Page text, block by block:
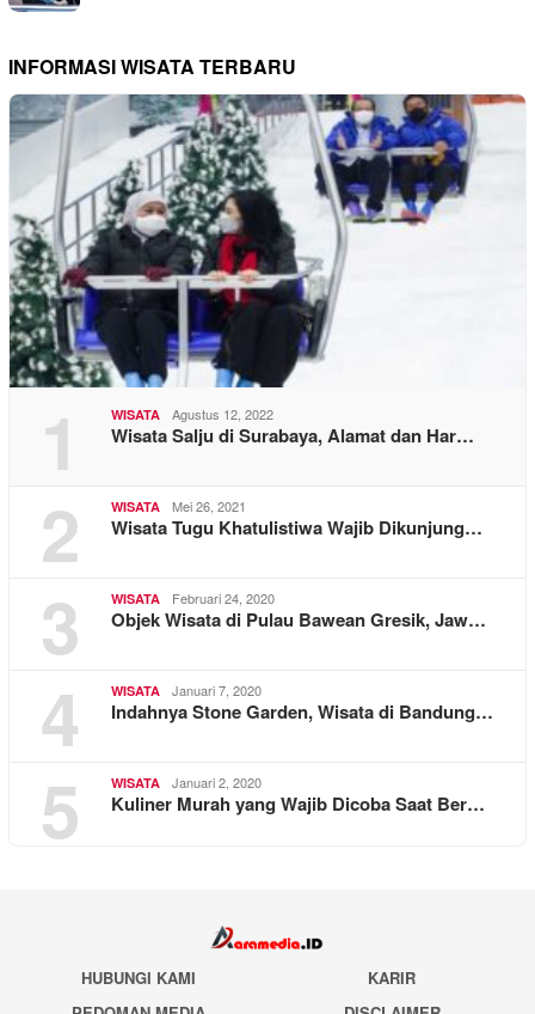
INFORMASI WISATA TERBARU
1 WISATA Agustus 12, 2022
Wisata Salju di Surabaya, Alamat dan Har…
2 WISATA Mei 26, 2021
Wisata Tugu Khatulistiwa Wajib Dikunjung…
3 WISATA Februari 24, 2020
Objek Wisata di Pulau Bawean Gresik, Jaw…
4 WISATA Januari 7, 2020
Indahnya Stone Garden, Wisata di Bandung…
5 WISATA Januari 2, 2020
Kuliner Murah yang Wajib Dicoba Saat Ber…
HUBUNGI KAMI
KARIR